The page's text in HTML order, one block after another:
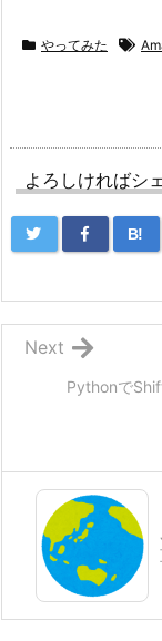
やってみた
よろしければシ
B!
Pythonで
Next